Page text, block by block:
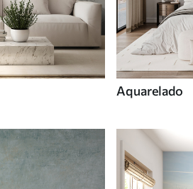
Aquarelado